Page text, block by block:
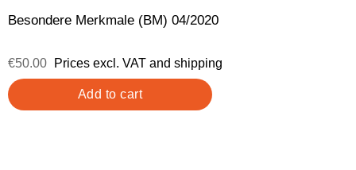
Besondere Merkmale (BM) 04/2020
€50.00 Prices excl. VAT and shipping